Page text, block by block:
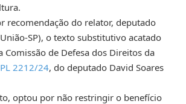
recomendação do relator, deputado
SP), o texto substitutivo acatado
de Defesa dos Direitos da
PL 2212/24, do deputado David Soares
optou por não restringir o benefício